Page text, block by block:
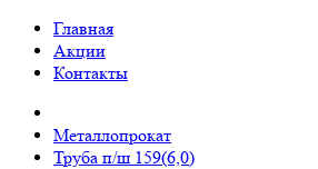
Главная
Акции
Контакты
Металлопрокат
Труба п/ш 159(6,0)